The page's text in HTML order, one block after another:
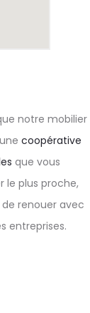
notre mobilier
coopérative
que vous
le plus proche,
renouer avec
entreprises.